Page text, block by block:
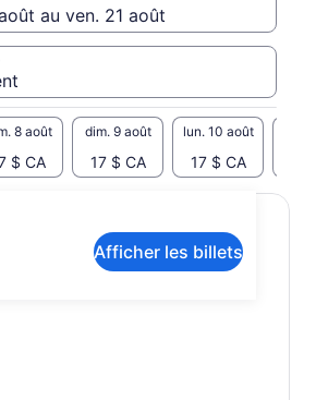
au ven. 21 août
8 août
$ CA
dim. 9 août
17 $ CA
lun. 10 août
17 $ CA
Afficher les billets
et exclusions